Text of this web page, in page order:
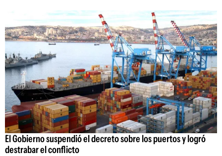
El Gobierno suspendió el decreto sobre los puertos y logró
destrabar el conflicto